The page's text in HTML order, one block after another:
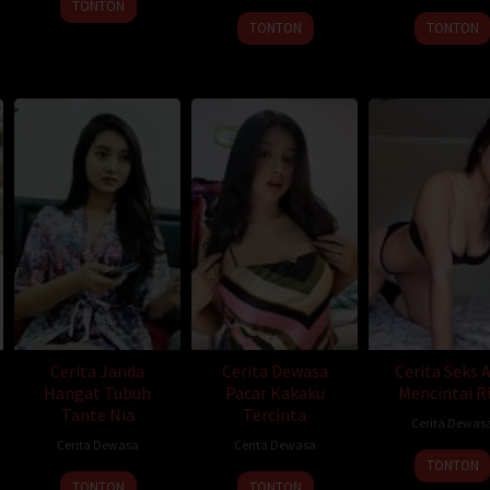
suami tercintanya sibuk merapikan Laptop di ruang kerjanya.
Dia langsung menghampiri, membantu Rifa’i berbenah. Kemudian,
Rifa’i.
mestinya aku…”
Zia. Kamu telah melakukan ini sepanjang pernikahan kita, sebelas
telah melakukan yang terbaik, aku hanya ingin sesekali membantumu.”
malam aku benar-benar serius.”
kembali. “Zia, Kalo kamu serius, baiklah aku setuju. Tapi kamu yang
akan menyetujui niatnya, kini kekhawatirannya tidak terbukti.
teman baiknya, terutama yang belum menikah. Dia menawarkan
GILA!
TONTON
TONTON TONTON
Cerita Janda
Hangat Tubuh
Tante Nia
Cerita Dewasa
Cerita Dewasa
Pacar Kakaku
Tercinta
Cerita Dewasa
Cerita Seks
Mencintai
Cerita
TONTON